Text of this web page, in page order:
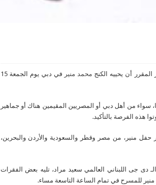
محمد منير
في دبي يوم الجمعة 15
سواء من أهل دبي أو المصريين المقيمين هناك أو جماهير
هذه الفرصة بالتأكيد.
منير، من مصر وقطر والسعودية والأردن والبحرين،
دى جى اللبناني العالمي سعيد مراد، تليه بعض الفقرات